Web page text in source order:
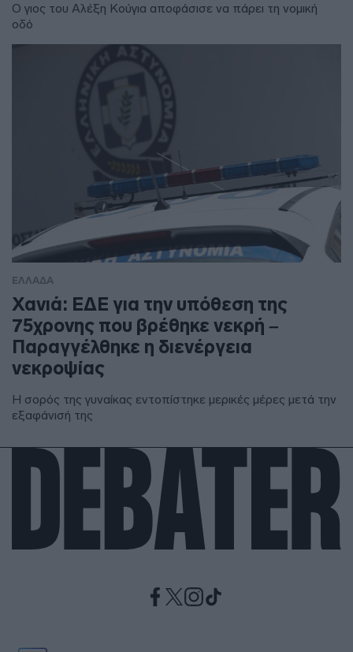
Ο γιος του Αλέξη Κούγια αποφάσισε να πάρει τη νομική
οδό
ΕΛΛΑΔΑ
Χανιά: ΕΔΕ για την υπόθεση της
75χρονης που βρέθηκε νεκρή –
Παραγγέλθηκε η διενέργεια
νεκροψίας
Η σορός της γυναίκας εντοπίστηκε μερικές μέρες μετά την
εξαφάνισή της